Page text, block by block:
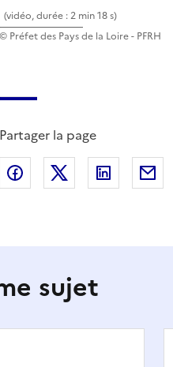
(vidéo, durée : 2 min 18 s)
© Préfet des Pays de la Loire - PFRH
Partager la page
Partager sur Facebook
Partager sur X
sujet